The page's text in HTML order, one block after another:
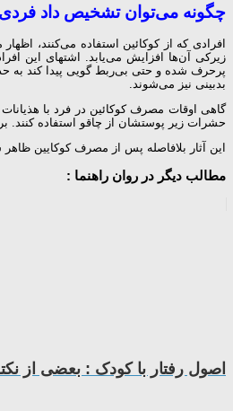
چگونه می‌توان تشخیص داد
افرادی که از کوکائین استفاده می‌کنند،
زیرکی آن‌ها افزایش می‌یابد. اشتهای این
پرحرف شده و حتی بی‌ربط گویی پیدا کند به
بدبینی نیز می‌شوند.
گاهی اوقات مصرف کوکائین در فرد با
حشرات زیر پوستشان از چاقو استفاده
این آثار بلافاصله پس از مصرف کوکایین ظاهر شده و ۳۰ تا ۶۰ دقیقه بعد رفه می‌شوند. به همین علت افرا وابسته به کوکائین ممکن است هر نیم تا یک ساعت یک‌بار، ناگزیر باشند برای مصرف مجدد، از
مطالب دیگر در روان راهنما :
اصول رفتار با کودک : بعضی از